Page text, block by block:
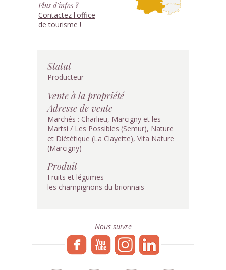
Plus d'infos ?
Contactez l'office
de tourisme !
Statut
Producteur
Vente à la propriété
Adresse de vente
Marchés : Charlieu, Marcigny et les
Martsi / Les Possibles (Semur), Nature
et Diététique (La Clayette), Vita Nature
(Marcigny)
Produit
Fruits et légumes
les champignons du brionnais
Nous suivre